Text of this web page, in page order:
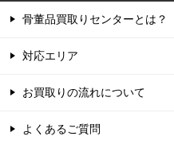
骨董品買取りセンターとは？
対応エリア
お買取りの流れについて
よくあるご質問